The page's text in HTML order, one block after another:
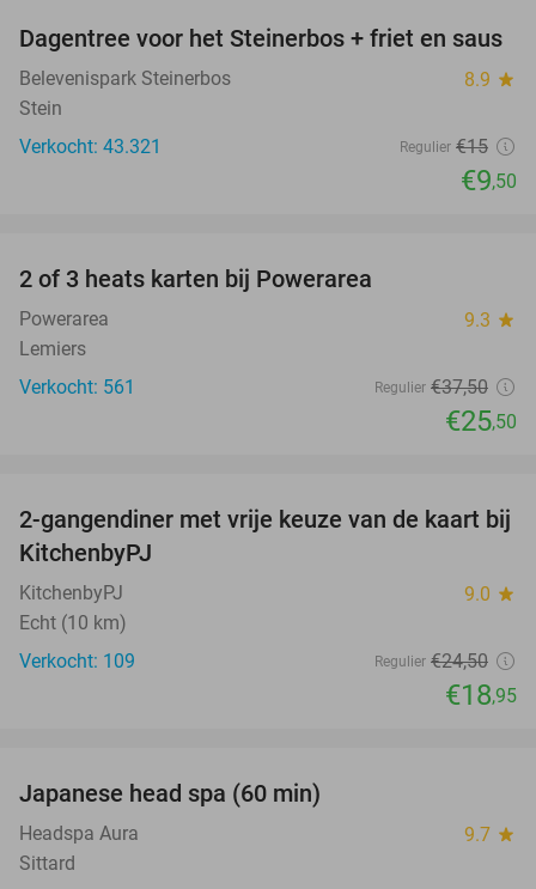
37%
Dagentree voor het Steinerbos + friet en saus
Belevenispark Steinerbos 8.9 star
Stein
Verkocht: 43.321
Regulier €15
€9,50
2 of 3 heats karten bij Powerarea
Powerarea 9.3 star
Lemiers
Verkocht: 561
Regulier €37,50
€25,50
23%
2-gangendiner met vrije keuze van de kaart bij
KitchenbyPJ
KitchenbyPJ 9.0 star
Echt (10 km)
Verkocht: 109
Regulier €24,50
€18,95
Japanese head spa (60 min)
Headspa Aura 9.7 star
Sittard